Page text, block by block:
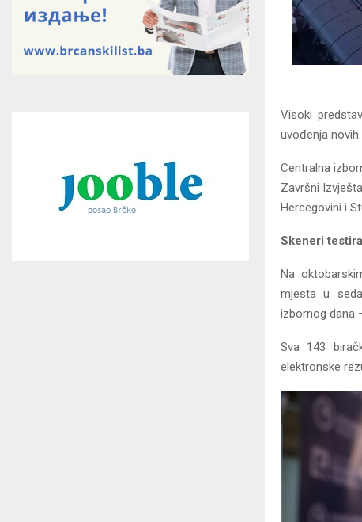
Visoki
uvođenja
Centralna
Završni
Hercegovini i
Skeneri
Na
mjesta u
izbornog dana
Sva 143
elektronske